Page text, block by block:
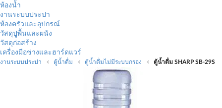
ห้องน้ำ
งานระบบประปา
ห้องครัวและอุปกรณ์
วัสดุปูพื้นและผนัง
วัสดุก่อสร้าง
เครื่องมือช่างและฮาร์ดแวร์
งานระบบประปา ตู้น้ำดื่ม ตู้น้ำดื่มไม่มีระบบกรอง ตู้น้ำดื่ม SHARP SB-29S